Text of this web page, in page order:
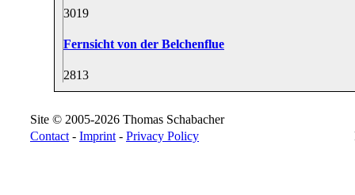
3019
Fernsicht von der Belchenflue
2813
Site © 2005-2026 Thomas Schabacher
Contact - Imprint - Privacy Policy